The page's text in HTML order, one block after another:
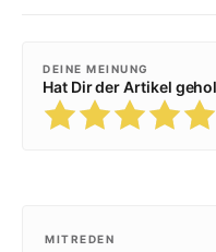
DEINE MEINUNG
Hat Dir der Artikel
MITREDEN